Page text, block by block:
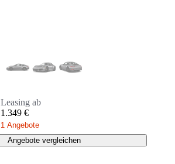
Leasing ab
1.349 €
1 Angebote
Angebote vergleichen